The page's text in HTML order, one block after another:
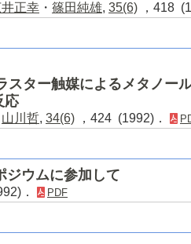
井正幸 ・ 篠田純雄, 35(6) ，418
ター触媒によるメタノー
応
山川哲, 34(6) ，424 (1992)．
ジウムに参加して
． PDF